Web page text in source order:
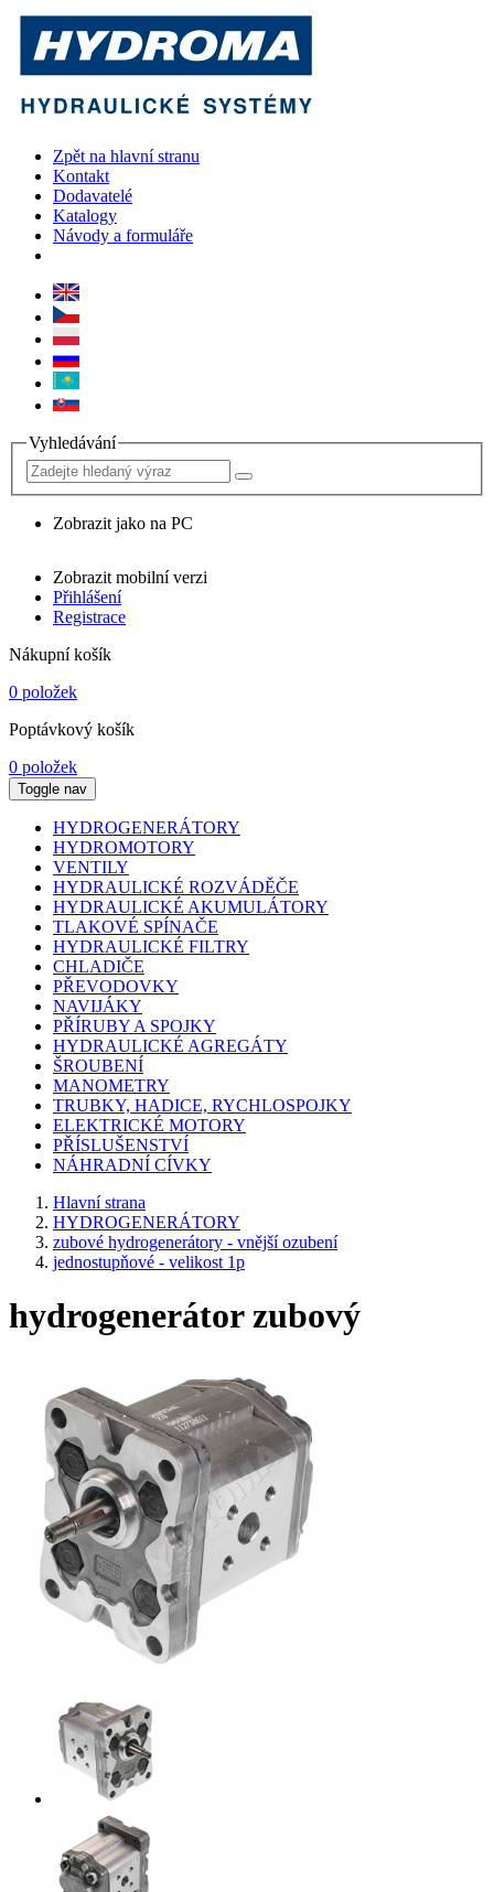
Zpět na hlavní stranu
Kontakt
Dodavatelé
Katalogy
Návody a formuláře
Vyhledávání
Zobrazit jako na PC
Zobrazit mobilní verzi
Přihlášení
Registrace
Nákupní košík
0 položek
Poptávkový košík
0 položek
Toggle nav
HYDROGENERÁTORY
HYDROMOTORY
VENTILY
HYDRAULICKÉ ROZVÁDĚČE
HYDRAULICKÉ AKUMULÁTORY
TLAKOVÉ SPÍNAČE
HYDRAULICKÉ FILTRY
CHLADIČE
PŘEVODOVKY
NAVIJÁKY
PŘÍRUBY A SPOJKY
HYDRAULICKÉ AGREGÁTY
ŠROUBENÍ
MANOMETRY
TRUBKY, HADICE, RYCHLOSPOJKY
ELEKTRICKÉ MOTORY
PŘÍSLUŠENSTVÍ
NÁHRADNÍ CÍVKY
Hlavní strana
HYDROGENERÁTORY
zubové hydrogenerátory - vnější ozubení
jednostupňové - velikost 1p
hydrogenerátor zubový